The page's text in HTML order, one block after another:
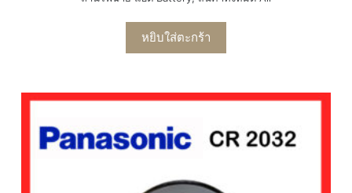
หยิบใส่ตะกร้า